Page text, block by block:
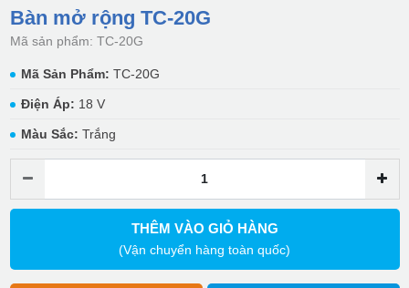
Bàn mở rộng TC-20G
Mã sản phẩm: TC-20G
Mã Sản Phẩm: TC-20G
Điện Áp: 18 V
Màu Sắc: Trắng
THÊM VÀO GIỎ HÀNG
(Vận chuyển hàng toàn quốc)